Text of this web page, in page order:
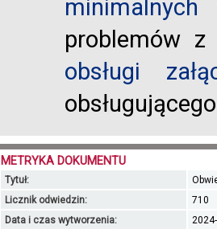
problemów
obsługi
METRYKA DOKUMENTU
Tytuł:
Licznik odwiedzin:
710
Data i czas wytworzenia: